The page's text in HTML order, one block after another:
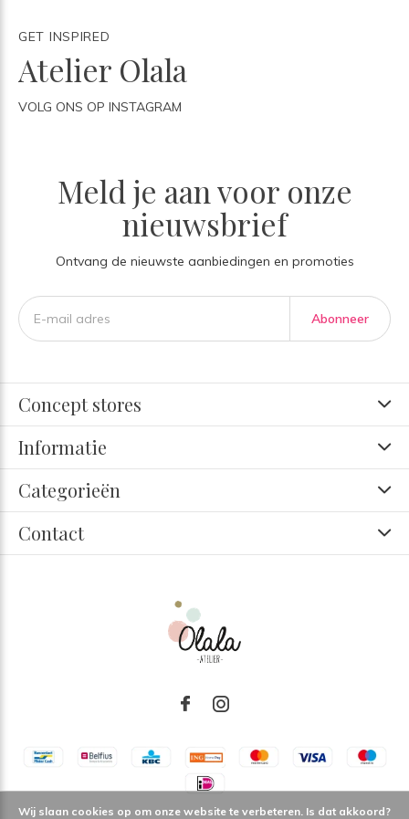
GET INSPIRED
Atelier Olala
VOLG ONS OP INSTAGRAM
Meld je aan voor onze
nieuwsbrief
Ontvang de nieuwste aanbiedingen en promoties
Abonneer
Concept stores
Informatie
Categorieën
Contact
Wij slaan cookies op om onze website te verbeteren. Is dat akkoord?